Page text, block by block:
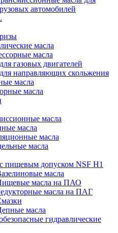
автомобилей
масла
масла
газовых двигателей
направляющих скольжения
масла
масла
масла
масла
масла
масла
пищевым допуском NSF H1
масла
масла на ПАО
масла на ПАГ
масла
гидравлические